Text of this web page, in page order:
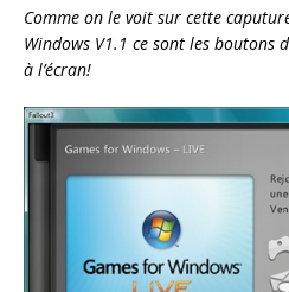
Comme on le voit sur cette
Windows V1.1 ce sont les boutons
à l’écran!